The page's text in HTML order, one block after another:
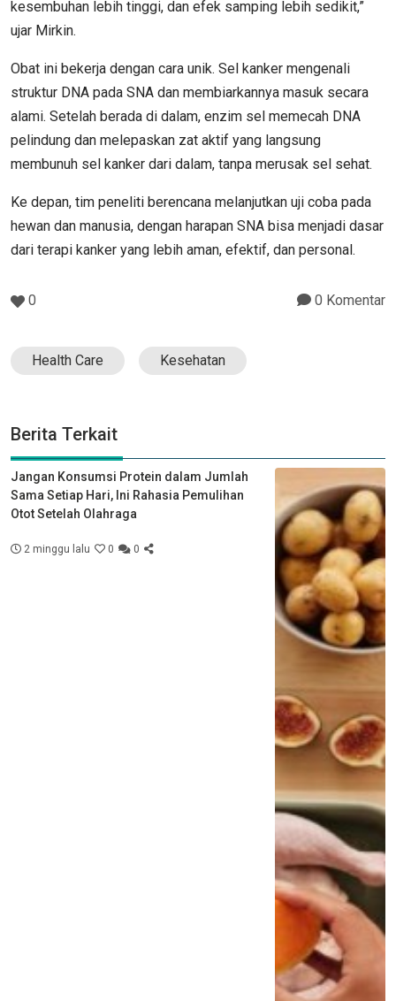
kesembuhan lebih tinggi, dan efek samping lebih sedikit,”
ujar Mirkin.
Obat ini bekerja dengan cara unik. Sel kanker mengenali
struktur DNA pada SNA dan membiarkannya masuk secara
alami. Setelah berada di dalam, enzim sel memecah DNA
pelindung dan melepaskan zat aktif yang langsung
membunuh sel kanker dari dalam, tanpa merusak sel sehat.
Ke depan, tim peneliti berencana melanjutkan uji coba pada
hewan dan manusia, dengan harapan SNA bisa menjadi dasar
dari terapi kanker yang lebih aman, efektif, dan personal.
0 0 Komentar
Health Care Kesehatan
Berita Terkait
Jangan Konsumsi Protein dalam Jumlah
Sama Setiap Hari, Ini Rahasia Pemulihan
Otot Setelah Olahraga
2 minggu lalu 0 0